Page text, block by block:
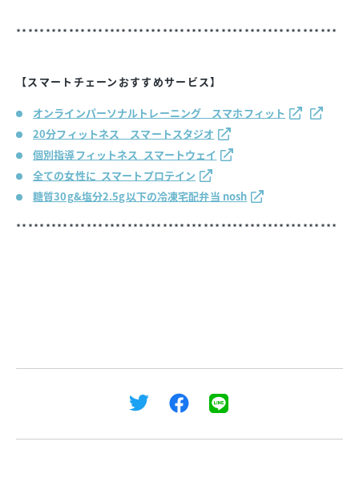
*******************************************************
【スマートチェーンおすすめサービス】
オンラインパーソナルトレーニング スマホフィット
20分フィットネス スマートスタジオ
個別指導フィットネス スマートウェイ
全ての女性に スマートプロテイン
糖質30g&塩分2.5g以下の冷凍宅配弁当 nosh
*******************************************************